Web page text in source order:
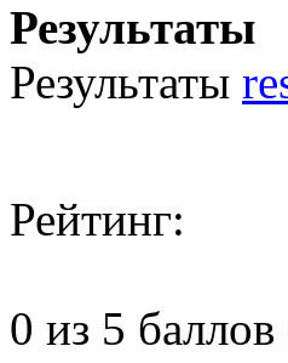
Результаты
Результаты
Рейтинг:
0 из 5